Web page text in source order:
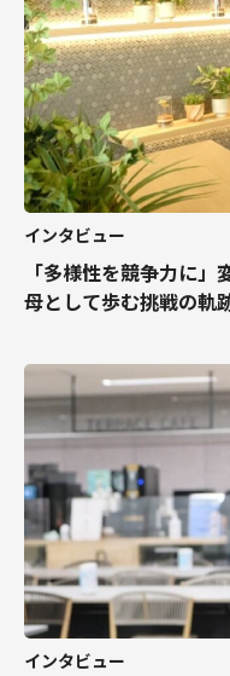
インタビュー
「多様性を競争力に」
母として歩む挑戦の軌
インタビュー